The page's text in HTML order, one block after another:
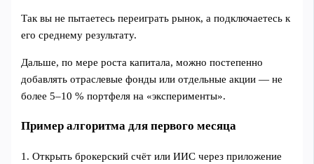
Так вы не пытаетесь переиграть рынок, а подключаетесь к
его среднему результату.
Дальше, по мере роста капитала, можно постепенно
добавлять отраслевые фонды или отдельные акции — не
более 5–10 % портфеля на «эксперименты».
Пример алгоритма для первого месяца
1. Открыть брокерский счёт или ИИС через приложение